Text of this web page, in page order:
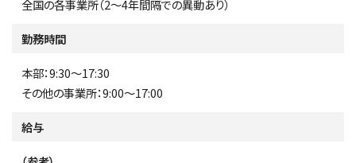
全国の各事業所（2～4年間隔での異動あり）
勤務時間
本部：9:30～17:30
その他の事業所：9:00～17:00
給与